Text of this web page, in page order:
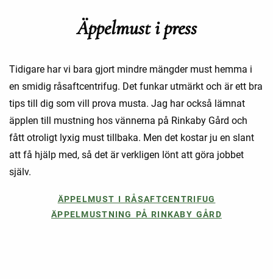
Äppelmust i press
Tidigare har vi bara gjort mindre mängder must hemma i
en smidig råsaftcentrifug. Det funkar utmärkt och är ett bra
tips till dig som vill prova musta. Jag har också lämnat
äpplen till mustning hos vännerna på Rinkaby Gård och
fått otroligt lyxig must tillbaka. Men det kostar ju en slant
att få hjälp med, så det är verkligen lönt att göra jobbet
själv.
ÄPPELMUST I RÅSAFTCENTRIFUG
ÄPPELMUSTNING PÅ RINKABY GÅRD